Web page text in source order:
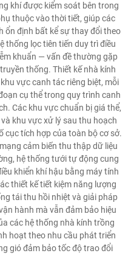
khí được kiểm soát bên trong
thuộc vào thời tiết, giúp các
ổn định bất kể sự thay đổi theo
thống lọc tiên tiến duy trì điều
khuẩn — vấn đề thường gặp
thống. Thiết kế nhà kính
vực canh tác riêng biệt, mỗi
cụ thể trong quy trình canh
Các khu vực chuẩn bị giá thể,
khu vực xử lý sau thu hoạch
cục tích hợp của toàn bộ cơ sở.
cảm biến thu thập dữ liệu
hệ thống tưới tự động cung
khiển khí hậu bằng máy tính
thiết kế tiết kiệm năng lượng
tái thu hồi nhiệt và giải pháp
hành mà vẫn đảm bảo hiệu
các hệ thống nhà kính trồng
hoạt theo nhu cầu phát triển
gió đảm bảo tốc độ trao đổi